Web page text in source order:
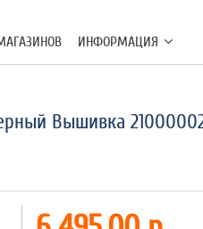
ИНФОРМАЦИЯ
Вышивка